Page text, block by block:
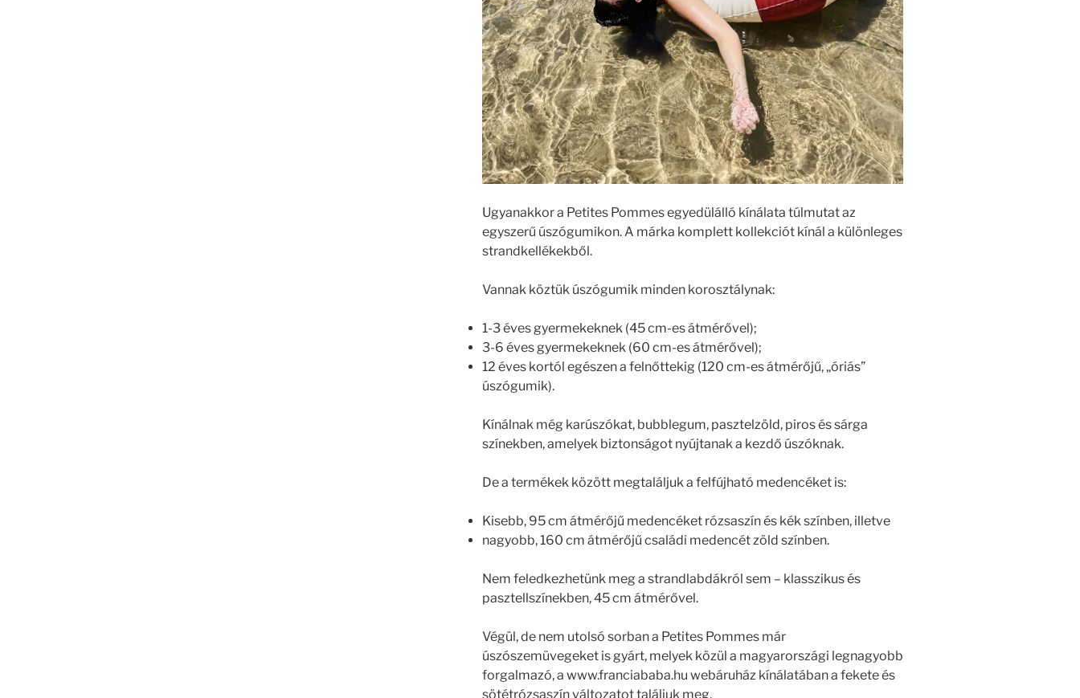
Ugyanakkor a Petites Pommes egyedülálló kínálata túlmutat az
egyszerű úszógumikon. A márka komplett kollekciót kínál a különleges
strandkellékekből.
Vannak köztük úszógumik minden korosztálynak:
1-3 éves gyermekeknek (45 cm-es átmérővel);
3-6 éves gyermekeknek (60 cm-es átmérővel);
12 éves kortól egészen a felnőttekig (120 cm-es átmérőjű, „óriás”
úszógumik).
Kínálnak még karúszókat, bubblegum, pasztelzöld, piros és sárga
színekben, amelyek biztonságot nyújtanak a kezdő úszóknak.
De a termékek között megtaláljuk a felfújható medencéket is:
Kisebb, 95 cm átmérőjű medencéket rózsaszín és kék színben, illetve
nagyobb, 160 cm átmérőjű családi medencét zöld színben.
Nem feledkezhetünk meg a strandlabdákról sem – klasszikus és
pasztellszínekben, 45 cm átmérővel.
Végül, de nem utolsó sorban a Petites Pommes már
úszószemüvegeket is gyárt, melyek közül a magyarországi legnagyobb
forgalmazó, a www.franciababa.hu webáruház kínálatában a fekete és
sötétrózsaszín változatot találjuk meg.